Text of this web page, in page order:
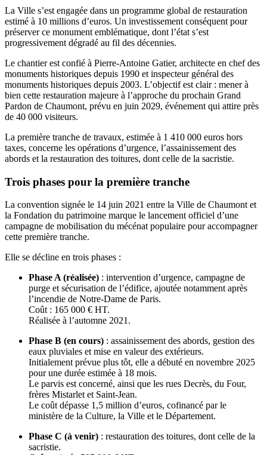
La Ville s’est engagée dans un programme global de restauration
estimé à 10 millions d’euros. Un investissement conséquent pour
préserver ce monument emblématique, dont l’état s’est
progressivement dégradé au fil des décennies.
Le chantier est confié à Pierre-Antoine Gatier, architecte en chef des
monuments historiques depuis 1990 et inspecteur général des
monuments historiques depuis 2003. L’objectif est clair : mener à
bien cette restauration majeure à l’approche du prochain Grand
Pardon de Chaumont, prévu en juin 2029, événement qui attire près
de 40 000 visiteurs.
La première tranche de travaux, estimée à 1 410 000 euros hors
taxes, concerne les opérations d’urgence, l’assainissement des
abords et la restauration des toitures, dont celle de la sacristie.
Trois phases pour la première tranche
La convention signée le 14 juin 2021 entre la Ville de Chaumont et
la Fondation du patrimoine marque le lancement officiel d’une
campagne de mobilisation du mécénat populaire pour accompagner
cette première tranche.
Elle se décline en trois phases :
Phase A (réalisée) : intervention d’urgence, campagne de
purge et sécurisation de l’édifice, ajoutée notamment après
l’incendie de Notre-Dame de Paris.
Coût : 165 000 € HT.
Réalisée à l’automne 2021.
Phase B (en cours) : assainissement des abords, gestion des
eaux pluviales et mise en valeur des extérieurs.
Initialement prévue plus tôt, elle a débuté en novembre 2025
pour une durée estimée à 18 mois.
Le parvis est concerné, ainsi que les rues Decrès, du Four,
frères Mistarlet et Saint-Jean.
Le coût dépasse 1,5 million d’euros, cofinancé par le
ministère de la Culture, la Ville et le Département.
Phase C (à venir) : restauration des toitures, dont celle de la
sacristie.